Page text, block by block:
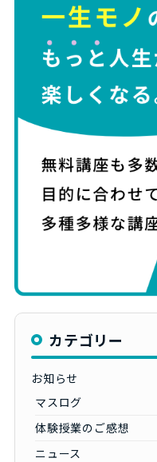
カテゴリー
お知らせ
マスログ
体験授業のご感想
ニュース